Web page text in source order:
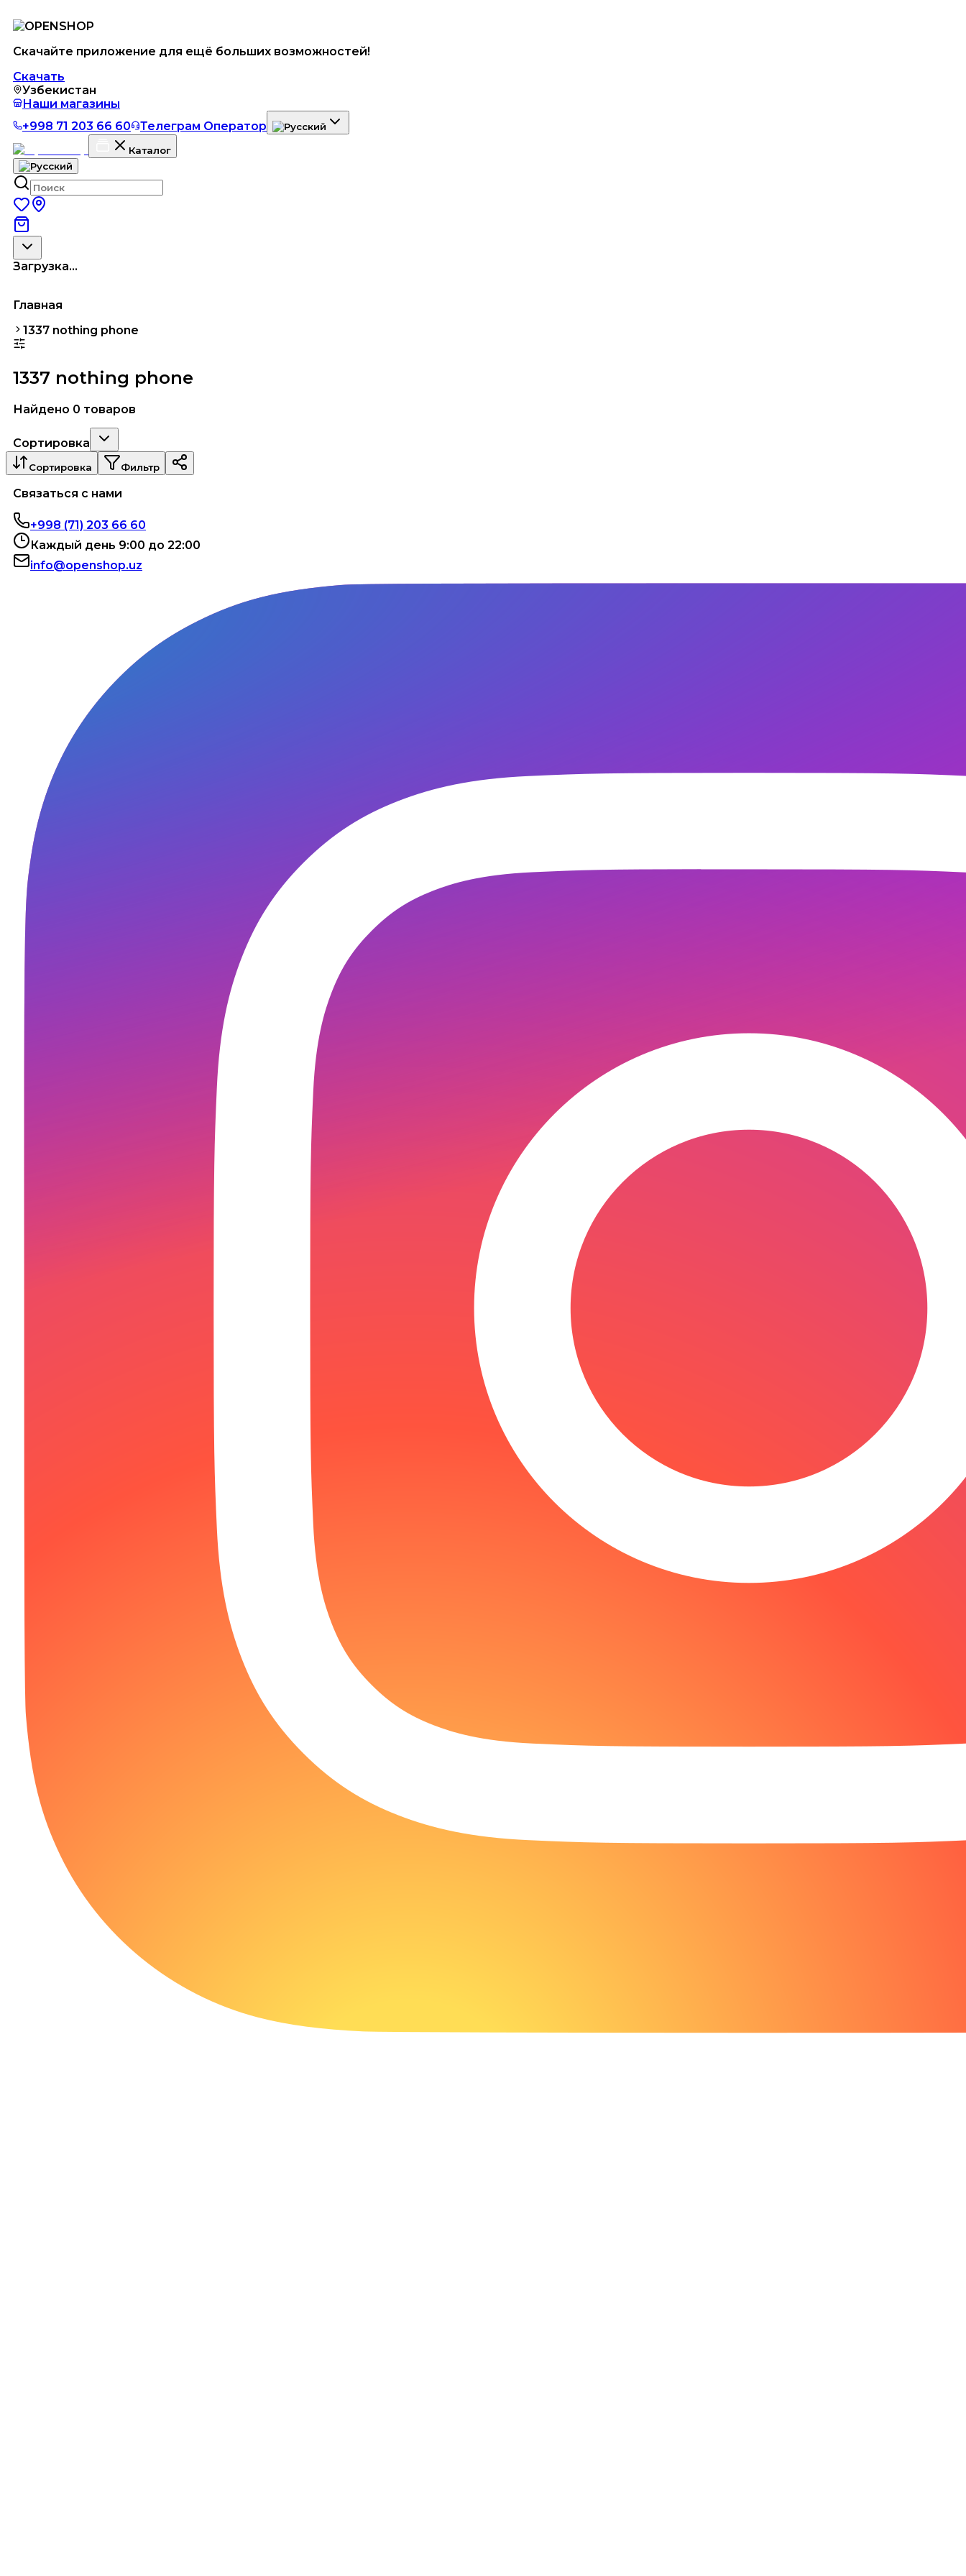
Скачайте приложение для ещё больших возможностей!
Скачать
Узбекистан
Наши магазины
+998 71 203 66 60
Телеграм Оператор
Каталог
Загрузка...
Главная
1337 nothing phone
1337 nothing phone
Найдено 0 товаров
Сортировка
Сортировка Фильтр
Связаться с нами
+998 (71) 203 66 60
Каждый день 9:00 до 22:00
info@openshop.uz